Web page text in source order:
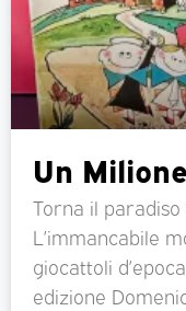
Un
Torna il
L’immancabile
giocattoli
edizione